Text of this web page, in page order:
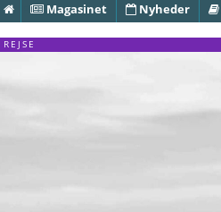
ForsideMagasinet Nyheder
REJSE